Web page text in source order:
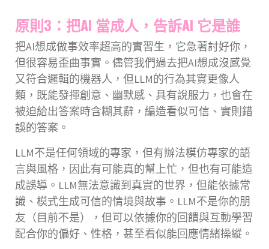
原則3：把AI 當成人，告訴AI 它是誰
把AI想成做事效率超高的實習生，它急著討好你，
但很容易歪曲事實。儘管我們過去把AI想成沒感覺
又符合邏輯的機器人，但LLM的行為其實更像人
類，既能發揮創意、幽默感、具有說服力，也會在
被迫給出答案時含糊其辭，編造看似可信、實則錯
誤的答案。
LLM不是任何領域的專家，但有辦法模仿專家的語
言與風格，因此有可能真的幫上忙，但也有可能造
成誤導。LLM無法意識到真實的世界，但能依據常
識、模式生成可信的情境與故事。LLM不是你的朋
友（目前不是），但可以依據你的回饋與互動學習
配合你的偏好、性格，甚至看似能回應情緒操縱。